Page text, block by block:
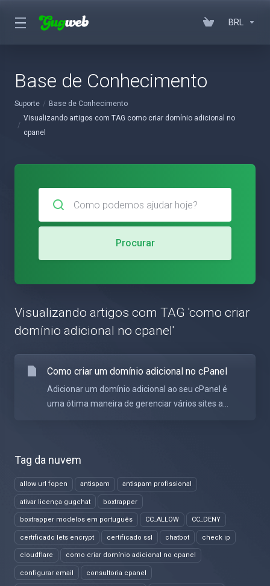
BRL
Base de Conhecimento
Suporte
Base de Conhecimento
Visualizando artigos com TAG como criar domínio adicional no
cpanel
Tag da nuvem
allow url fopen antispam antispam profissional
ativar licença gugchat boxtrapper
boxtrapper modelos em português CC_ALLOW CC_DENY
certificado lets encrypt certificado ssl chatbot check ip
cloudflare como criar domínio adicional no cpanel
configurar email consultoria cpanel
Procurar
Visualizando artigos com TAG 'como criar
domínio adicional no cpanel'
Como criar um domínio adicional no cPanel
Adicionar um domínio adicional ao seu cPanel é
uma ótima maneira de gerenciar vários sites a...